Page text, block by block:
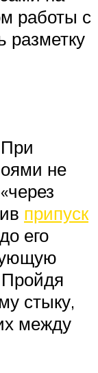
работы с
разметку
не
припуск
его
Пройдя
стыку,
между